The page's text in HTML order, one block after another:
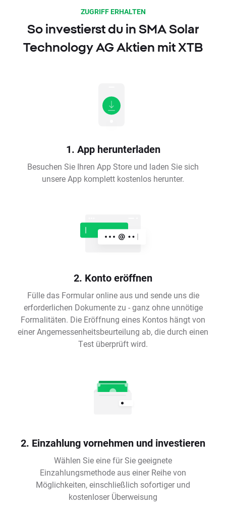
ZUGRIFF ERHALTEN
So investierst du in SMA Solar
Technology AG Aktien mit XTB
1. App herunterladen
Besuchen Sie Ihren App Store und laden Sie sich
unsere App komplett kostenlos herunter.
2. Konto eröffnen
Fülle das Formular online aus und sende uns die
erforderlichen Dokumente zu - ganz ohne unnötige
Formalitäten. Die Eröffnung eines Kontos hängt von
einer Angemessenheitsbeurteilung ab, die durch einen
Test überprüft wird.
2. Einzahlung vornehmen und investieren
Wählen Sie eine für Sie geeignete
Einzahlungsmethode aus einer Reihe von
Möglichkeiten, einschließlich sofortiger und
kostenloser Überweisung